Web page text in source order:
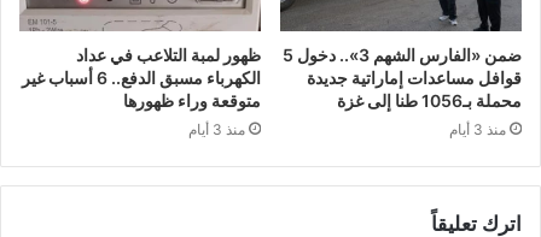
ضمن «الفارس الشهم 3».. دخول 5
قوافل مساعدات إماراتية جديدة
محملة بـ1056 طنا إلى غزة
منذ 3 أيام
ظهور لمبة التلاعب في عداد
الكهرباء مسبق الدفع.. 6 أسباب غير
متوقعة وراء ظهورها
منذ 3 أيام
اترك تعليقاً